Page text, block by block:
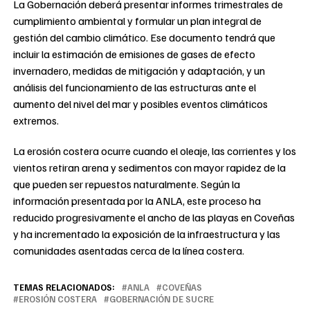
La Gobernación deberá presentar informes trimestrales de
cumplimiento ambiental y formular un plan integral de
gestión del cambio climático. Ese documento tendrá que
incluir la estimación de emisiones de gases de efecto
invernadero, medidas de mitigación y adaptación, y un
análisis del funcionamiento de las estructuras ante el
aumento del nivel del mar y posibles eventos climáticos
extremos.
La erosión costera ocurre cuando el oleaje, las corrientes y los
vientos retiran arena y sedimentos con mayor rapidez de la
que pueden ser repuestos naturalmente. Según la
información presentada por la ANLA, este proceso ha
reducido progresivamente el ancho de las playas en Coveñas
y ha incrementado la exposición de la infraestructura y las
comunidades asentadas cerca de la línea costera.
TEMAS RELACIONADOS: ANLA
COVEÑAS
EROSIÓN COSTERA
GOBERNACIÓN DE SUCRE